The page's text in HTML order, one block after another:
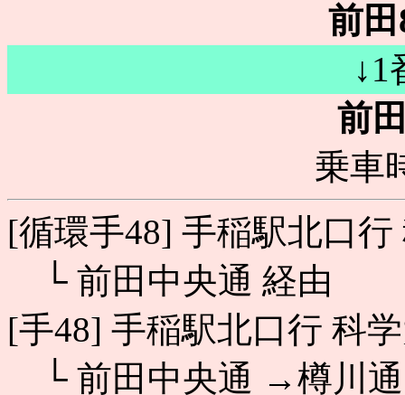
前
↓1
前
乗車
[循環手48] 手稲駅北口行
└ 前田中央通 経由
[手48] 手稲駅北口行 科
└ 前田中央通 →樽川通